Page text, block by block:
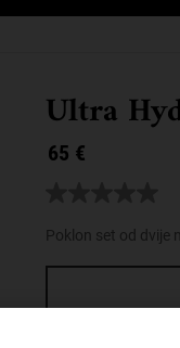
Ultra
65 €
ocjene
za
stranicu.
Poklon set od dvije